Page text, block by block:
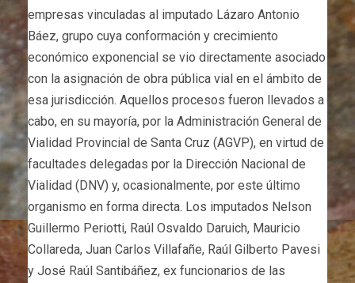
empresas vinculadas al imputado Lázaro Antonio
Báez, grupo cuya conformación y crecimiento
económico exponencial se vio directamente asociado
con la asignación de obra pública vial en el ámbito de
esa jurisdicción. Aquellos procesos fueron llevados a
cabo, en su mayoría, por la Administración General de
Vialidad Provincial de Santa Cruz (AGVP), en virtud de
facultades delegadas por la Dirección Nacional de
Vialidad (DNV) y, ocasionalmente, por este último
organismo en forma directa. Los imputados Nelson
Guillermo Periotti, Raúl Osvaldo Daruich, Mauricio
Collareda, Juan Carlos Villafañe, Raúl Gilberto Pavesi
y José Raúl Santibáñez, ex funcionarios de las